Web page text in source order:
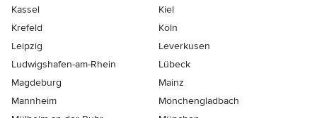
Kassel
Kiel
Krefeld
Köln
Leipzig
Leverkusen
Ludwigshafen-am-Rhein
Lübeck
Magdeburg
Mainz
Mannheim
Mönchen­gladbach